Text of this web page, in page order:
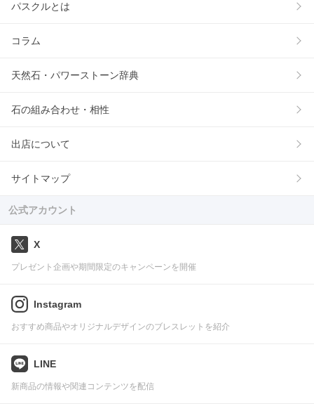
パスクルとは
コラム
天然石・パワーストーン辞典
石の組み合わせ・相性
出店について
サイトマップ
公式アカウント
X
プレゼント企画や期間限定のキャンペーンを開催
Instagram
おすすめ商品やオリジナルデザインのブレスレットを紹介
LINE
新商品の情報や関連コンテンツを配信